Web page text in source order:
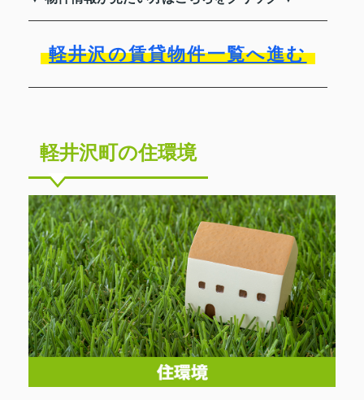
軽井沢の賃貸物件一覧へ進む
軽井沢町の住環境